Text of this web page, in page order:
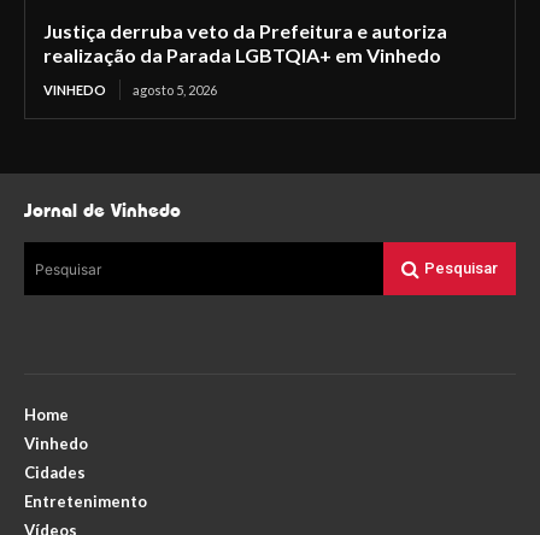
Justiça derruba veto da Prefeitura e autoriza
realização da Parada LGBTQIA+ em Vinhedo
VINHEDO agosto 5, 2026
Jornal de Vinhedo
Pesquisar Pesquisar
Home
Vinhedo
Cidades
Entretenimento
Vídeos